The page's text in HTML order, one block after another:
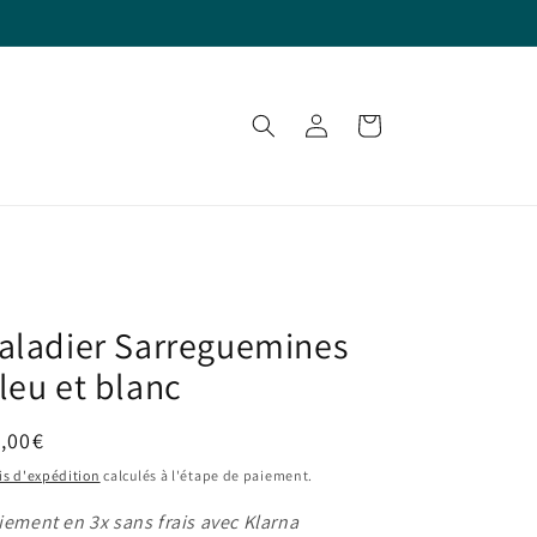
Connexion Panier
Sarreguemines
et blanc
d'expédition calculés à l'étape de paiement.
en 3x sans frais avec Klarna